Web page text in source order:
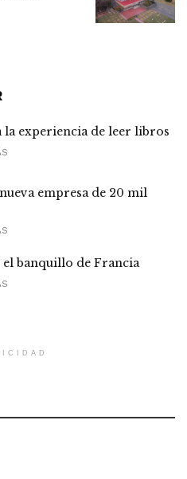
experiencia de leer libros
empresa de 20 mil
el banquillo de Francia